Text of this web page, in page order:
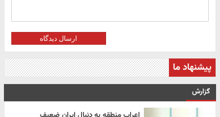
ارسال دیدگاه
پیشنهاد ما
گزارش